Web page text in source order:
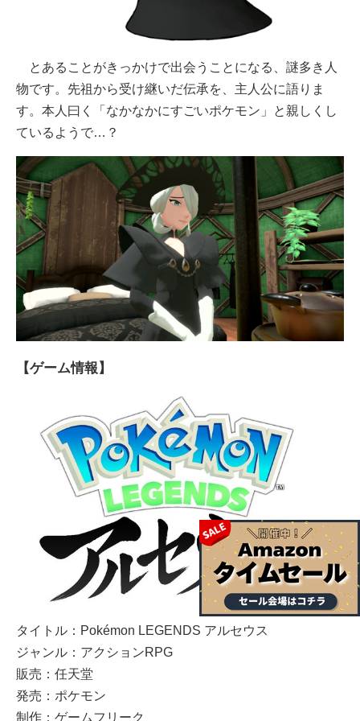
とあることがきっかけで出会うことになる、謎多き人
物です。先祖から受け継いだ伝承を、主人公に語りま
す。本人曰く「なかなかにすごいポケモン」と親しくし
ているようで…？
【ゲーム情報】
タイトル：Pokémon LEGENDS アルセウス
ジャンル：アクションRPG
販売：任天堂
発売：ポケモン
制作：ゲームフリーク